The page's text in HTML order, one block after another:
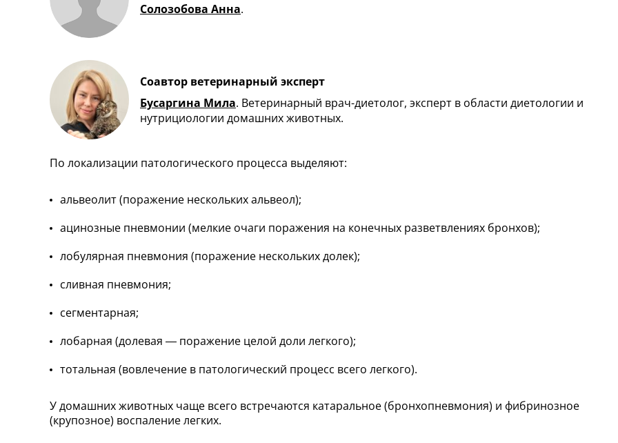
Солозобова Анна.
Соавтор ветеринарный эксперт
Бусаргина Мила. Ветеринарный врач-диетолог, эксперт в области диетологии и
нутрициологии домашних животных.
По локализации патологического процесса выделяют:
альвеолит (поражение нескольких альвеол);
ацинозные пневмонии (мелкие очаги поражения на конечных разветвлениях бронхов);
лобулярная пневмония (поражение нескольких долек);
сливная пневмония;
сегментарная;
лобарная (долевая — поражение целой доли легкого);
тотальная (вовлечение в патологический процесс всего легкого).
У домашних животных чаще всего встречаются катаральное (бронхопневмония) и фибринозное
(крупозное) воспаление легких.